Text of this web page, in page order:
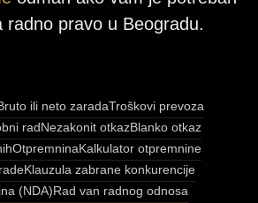
radno pravo u Beogradu.
ili neto zaradaTroškovi prevoza
radNezakonit otkazBlanko otkaz
OtpremninaKalkulator otpremnine
Klauzula zabrane konkurencije
(NDA)Rad van radnog odnosa